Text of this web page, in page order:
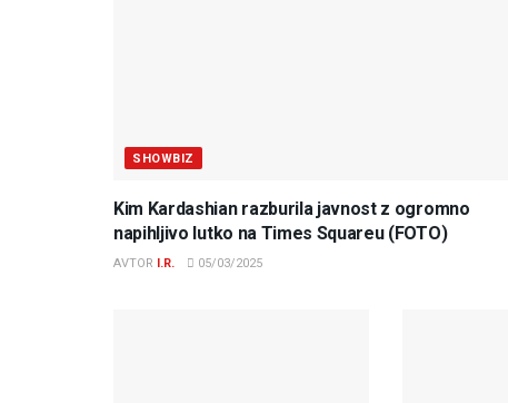
SHOWBIZ
Kim Kardashian razburila javnost z ogromno
napihljivo lutko na Times Squareu (FOTO)
AVTOR I.R. 05/03/2025